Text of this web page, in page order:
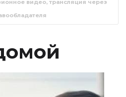
Дорога домой 1
видео, трансляция через